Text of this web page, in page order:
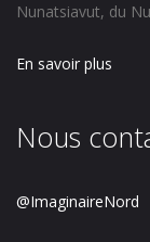
Nunatsiavut, du
En savoir plus
Nous
@ImaginaireNord